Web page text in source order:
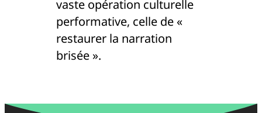
vaste opération culturelle
performative, celle de «
restaurer la narration
brisée ».